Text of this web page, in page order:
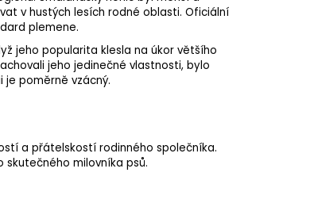
v hustých lesích rodné oblasti. Oficiální
plemene.
jeho popularita klesla na úkor většího
jeho jedinečné vlastnosti, bylo
je poměrně vzácný.
a přátelskostí rodinného společníka.
milovníka psů.